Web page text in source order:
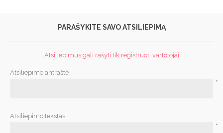
PARAŠYKITE SAVO ATSILIEPIMĄ
Atsiliepimus gali rašyti tik registruoti vartotojai
Atsiliepimo antraštė:
*
Atsiliepimo tekstas:
*